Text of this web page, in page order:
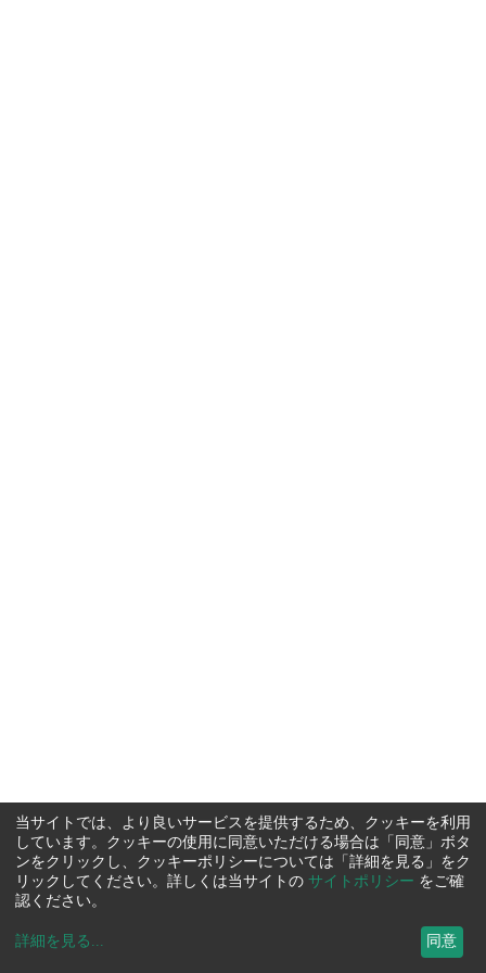
当サイトでは、より良いサービスを提供するため、クッキーを利用
しています。クッキーの使用に同意いただける場合は「同意」ボタ
ンをクリックし、クッキーポリシーについては「詳細を見る」をク
リックしてください。詳しくは当サイトの サイトポリシー をご確
認ください。
詳細を見る ... 同意